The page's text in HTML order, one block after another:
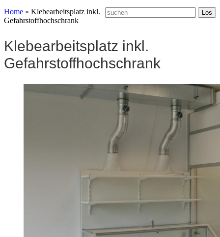
Home » Klebearbeitsplatz inkl.
Gefahrstoffhochschrank
Klebearbeitsplatz inkl.
Gefahrstoffhochschrank